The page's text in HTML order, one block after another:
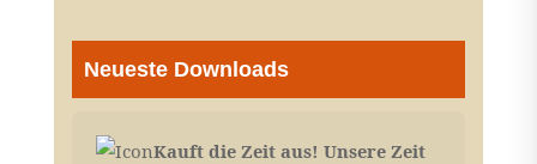
Neueste Downloads
Kauft die Zeit aus! Unsere Zeit